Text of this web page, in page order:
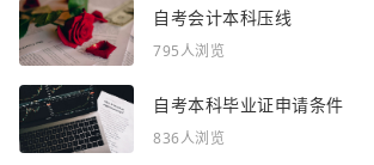
自考会计本科压线
795人浏览
自考本科毕业证申请条件
836人浏览